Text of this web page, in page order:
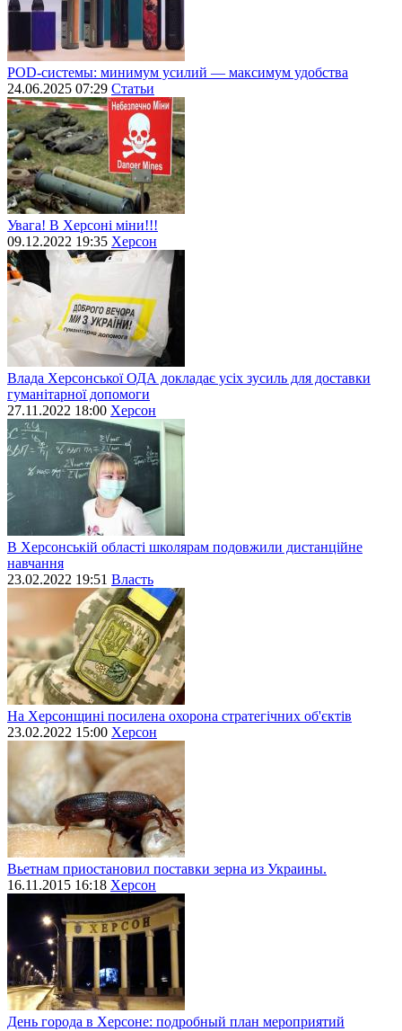
POD-системы: минимум усилий — максимум удобства
24.06.2025 07:29 Статьи
Увага! В Херсоні міни!!!
09.12.2022 19:35 Херсон
Влада Херсонської ОДА докладає усіх зусиль для доставки
гуманітарної допомоги
27.11.2022 18:00 Херсон
В Херсонській області школярам подовжили дистанційне
навчання
23.02.2022 19:51 Власть
На Херсонщині посилена охорона стратегічних об'єктів
23.02.2022 15:00 Херсон
Вьетнам приостановил поставки зерна из Украины.
16.11.2015 16:18 Херсон
День города в Херсоне: подробный план мероприятий